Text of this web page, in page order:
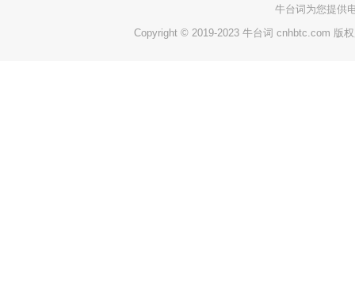
牛台词 为您提供
Copyright © 2019-2023 牛台词 cnhbtc.com 版